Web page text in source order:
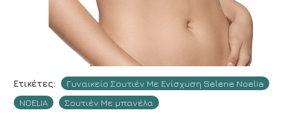
Ετικέτες:
Γυναικείο Σουτιέν Με Ενίσχυση Selene Noelia
NOELIA
Σουτιέν Με μπανέλα